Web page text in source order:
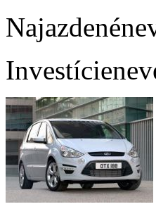
Najazdené
Investície